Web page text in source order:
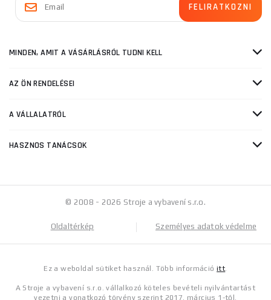
MINDEN, AMIT A VÁSÁRLÁSRÓL TUDNI KELL
AZ ÖN RENDELÉSEI
A VÁLLALATRÓL
HASZNOS TANÁCSOK
© 2008 - 2026 Stroje a vybavení s.r.o.
Oldaltérkép Személyes adatok védelme
Ez a weboldal sütiket használ. Több információitt.
A Stroje a vybavení s.r.o. vállalkozó köteles bevételi nyilvántartást
vezetni a vonatkozó törvény szerint 2017. március 1-től.